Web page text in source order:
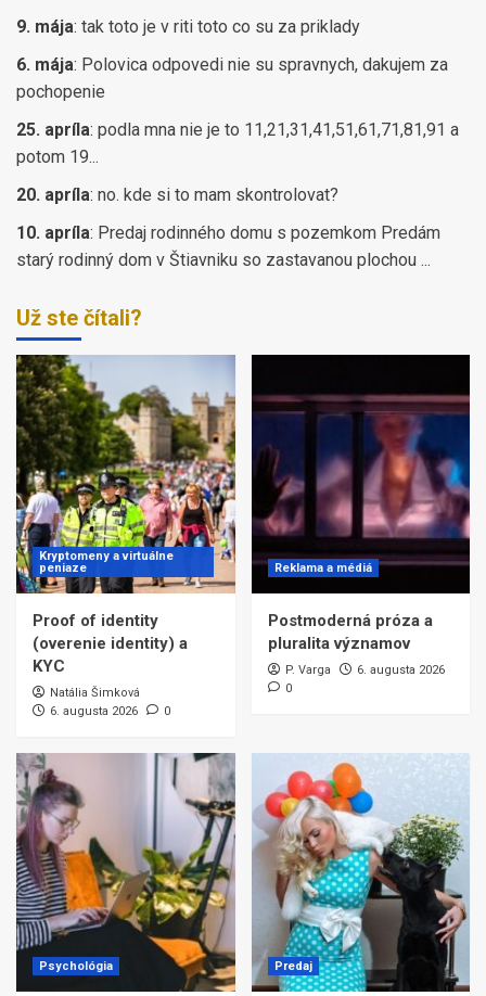
9. mája: tak toto je v riti toto co su za priklady
6. mája: Polovica odpovedi nie su spravnych, dakujem za
pochopenie
25. apríla: podla mna nie je to 11,21,31,41,51,61,71,81,91 a
potom 19...
20. apríla: no. kde si to mam skontrolovat?
10. apríla: Predaj rodinného domu s pozemkom Predám
starý rodinný dom v Štiavniku so zastavanou plochou ...
Už ste čítali?
Kryptomeny a virtuálne
peniaze
Proof of identity
(overenie identity) a
KYC
Natália Šimková
6. augusta 2026
0
Reklama a médiá
Postmoderná próza a
pluralita významov
P. Varga
6. augusta 2026
0
Psychológia Predaj